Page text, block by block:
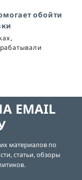
обойти
EMAIL
материалов по
статьи, обзоры